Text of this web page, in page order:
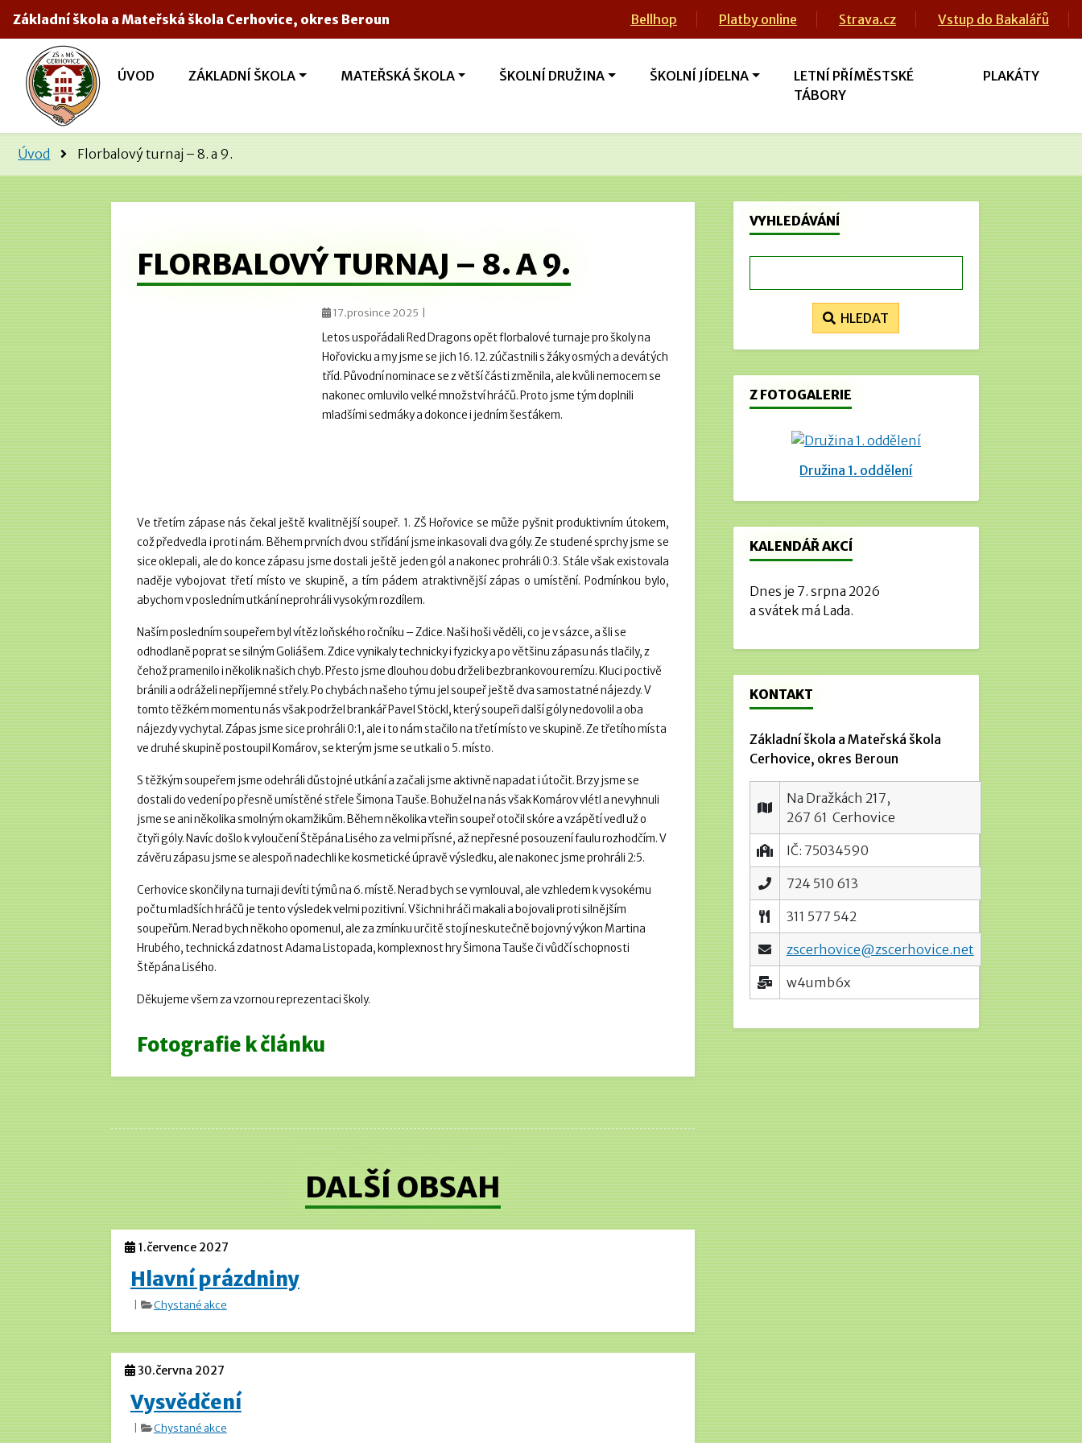
Základní škola a Mateřská škola Cerhovice, okres Beroun Bellhop Platby online Strava.cz Vstup do Bakalářů
ÚVOD ZÁKLADNÍ ŠKOLA MATEŘSKÁ ŠKOLA ŠKOLNÍ DRUŽINA ŠKOLNÍ JÍDELNA
LETNÍ PŘÍMĚSTSKÉ
TÁBORY
PLAKÁTY
Úvod Florbalový turnaj – 8. a 9.
FLORBALOVÝ TURNAJ – 8. A 9.
17.prosince 2025 |
Letos uspořádali Red Dragons opět florbalové turnaje pro školy na
Hořovicku a my jsme se jich 16. 12. zúčastnili s žáky osmých a devátých
tříd. Původní nominace se z větší části změnila, ale kvůli nemocem se
nakonec omluvilo velké množství hráčů. Proto jsme tým doplnili
mladšími sedmáky a dokonce i jedním šesťákem.
Ve třetím zápase nás čekal ještě kvalitnější soupeř. 1. ZŠ Hořovice se může pyšnit produktivním útokem,
což předvedla i proti nám. Během prvních dvou střídání jsme inkasovali dva góly. Ze studené sprchy jsme se
sice oklepali, ale do konce zápasu jsme dostali ještě jeden gól a nakonec prohráli 0:3. Stále však existovala
naděje vybojovat třetí místo ve skupině, a tím pádem atraktivnější zápas o umístění. Podmínkou bylo,
abychom v posledním utkání neprohráli vysokým rozdílem.
Naším posledním soupeřem byl vítěz loňského ročníku – Zdice. Naši hoši věděli, co je v sázce, a šli se
odhodlaně poprat se silným Goliášem. Zdice vynikaly technicky i fyzicky a po většinu zápasu nás tlačily, z
čehož pramenilo i několik našich chyb. Přesto jsme dlouhou dobu drželi bezbrankovou remízu. Kluci poctivě
bránili a odráželi nepříjemné střely. Po chybách našeho týmu jel soupeř ještě dva samostatné nájezdy. V
tomto těžkém momentu nás však podržel brankář Pavel Stöckl, který soupeři další góly nedovolil a oba
nájezdy vychytal. Zápas jsme sice prohráli 0:1, ale i to nám stačilo na třetí místo ve skupině. Ze třetího místa
ve druhé skupině postoupil Komárov, se kterým jsme se utkali o 5. místo.
S těžkým soupeřem jsme odehráli důstojné utkání a začali jsme aktivně napadat i útočit. Brzy jsme se
dostali do vedení po přesně umístěné střele Šimona Tauše. Bohužel na nás však Komárov vlétl a nevyhnuli
jsme se ani několika smolným okamžikům. Během několika vteřin soupeř otočil skóre a vzápětí vedl už o
čtyři góly. Navíc došlo k vyloučení Štěpána Lisého za velmi přísné, až nepřesné posouzení faulu rozhodčím. V
závěru zápasu jsme se alespoň nadechli ke kosmetické úpravě výsledku, ale nakonec jsme prohráli 2:5.
Cerhovice skončily na turnaji devíti týmů na 6. místě. Nerad bych se vymlouval, ale vzhledem k vysokému
počtu mladších hráčů je tento výsledek velmi pozitivní. Všichni hráči makali a bojovali proti silnějším
soupeřům. Nerad bych někoho opomenul, ale za zmínku určitě stojí neskutečně bojovný výkon Martina
Hrubého, technická zdatnost Adama Listopada, komplexnost hry Šimona Tauše či vůdčí schopnosti
Štěpána Lisého.
Děkujeme všem za vzornou reprezentaci školy.
Fotografie k článku
DALŠÍ OBSAH
1.července 2027
Hlavní prázdniny
Chystané akce
30.června 2027
Vysvědčení
Chystané akce
VYHLEDÁVÁNÍ
HLEDAT
Z FOTOGALERIE
Družina 1. oddělení
KALENDÁŘ AKCÍ
Dnes je 7. srpna 2026
a svátek má Lada.
KONTAKT
Základní škola a Mateřská škola
Cerhovice, okres Beroun
Na Dražkách 217,
267 61 Cerhovice
IČ: 75034590
724 510 613
311 577 542
zscerhovice@zscerhovice.net
w4umb6x